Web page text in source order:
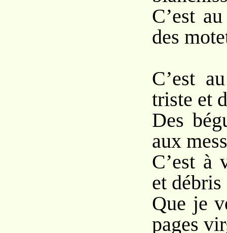
C’est
des
C’est
triste et
Des
aux
C’est à
et débris
Que je
pages